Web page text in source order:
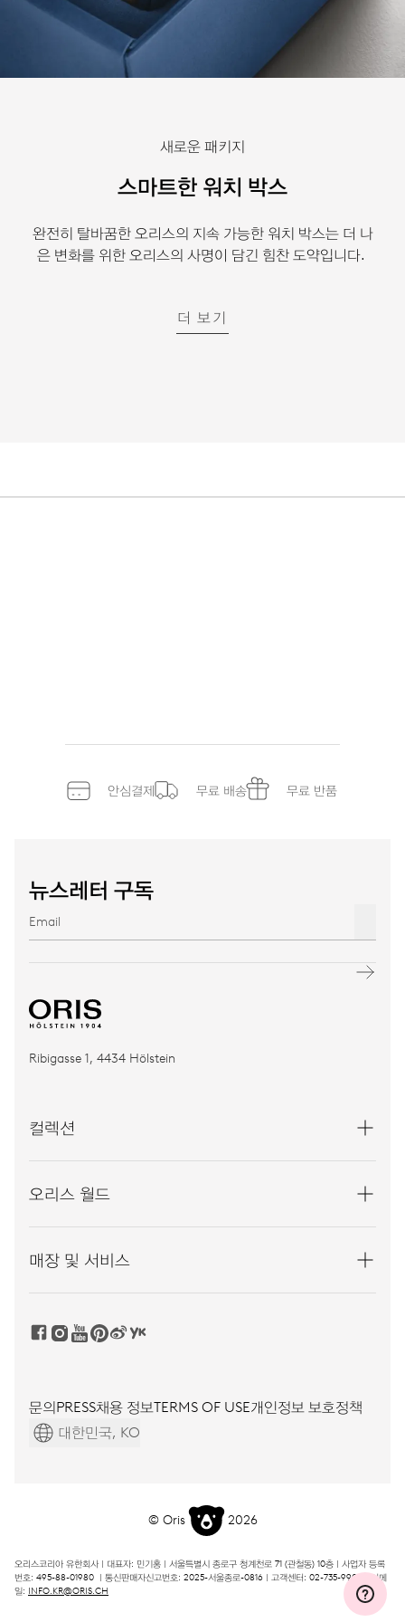
새로운 패키지
스마트한 워치 박스
완전히 탈바꿈한 오리스의 지속 가능한 워치 박스는 더 나
은 변화를 위한 오리스의 사명이 담긴 힘찬 도약입니다.
더 보기
안심결제 무료 배송 무료 반품
뉴스레터 구독
Ribigasse 1, 4434 Hölstein
컬렉션
오리스 월드
매장 및 서비스
문의 PRESS채용 정보TERMS OF USE개인정보 보호정책
대한민국, KO
© Oris 2026
오리스코리아 유한회사ㅣ대표자: 민기홍ㅣ서울특별시 종로구 청계천로 71 (관철동) 10층ㅣ사업자 등록
번호: 495-88-01980 ㅣ통신판매자신고번호: 2025-서울종로-0816ㅣ고객센터: 02-735-9908ㅣ이메
일: INFO.KR@ORIS.CH